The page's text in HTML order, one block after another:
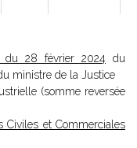
du 28 février 2024 du
ministre de la Justice
(somme reversée
Civiles et Commerciales